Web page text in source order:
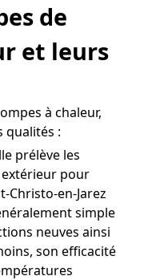
de
et leurs
à chaleur,
qualités :
prélève les
pour
Christo-en-Jarez
simple
neuves ainsi
son efficacité